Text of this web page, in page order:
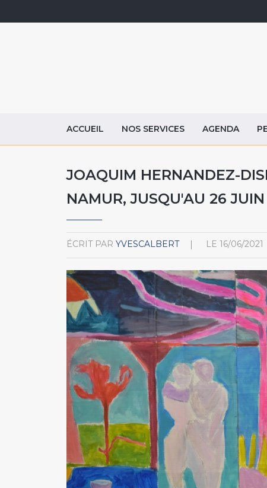
ACCUEIL NOS SERVICES AGENDA
JOAQUIM HERNANDEZ-
NAMUR, JUSQU'AU 26 JUIN
ÉCRIT PAR YVESCALBERT LE 16/06/2021